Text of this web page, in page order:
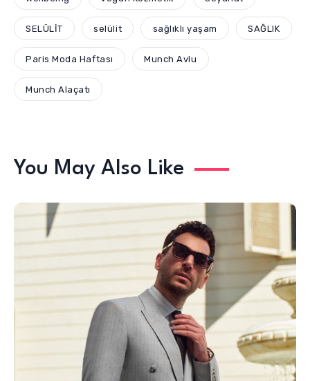
SELÜLİT selülit sağlıklı yaşam SAĞLIK
Paris Moda Haftası Munch Avlu
Munch Alaçatı
You May Also Like